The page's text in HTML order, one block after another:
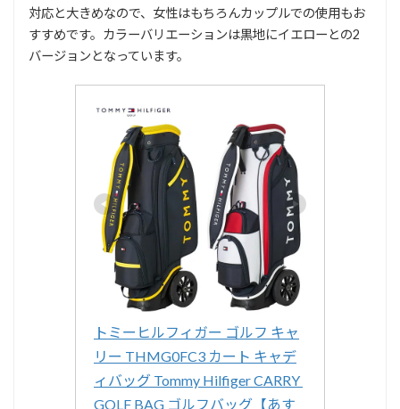
対応と大きめなので、女性はもちろんカップルでの使用もお
すすめです。カラーバリエーションは黒地にイエローとの2
バージョンとなっています。
トミーヒルフィガー ゴルフ キャ
リー THMG0FC3 カート キャデ
ィバッグ Tommy Hilfiger CARRY
GOLF BAG ゴルフバッグ【あす